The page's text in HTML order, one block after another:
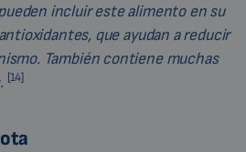
incluir este alimento en su
que ayudan a reducir
También contiene muchas
[14]